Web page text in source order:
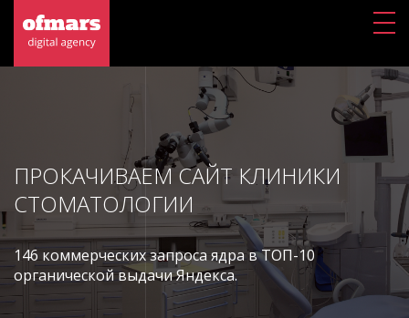
ПРОКАЧИВАЕМ САЙТ КЛИНИКИ
СТОМАТОЛОГИИ
146 коммерческих запроса ядра в ТОП-10
органической выдачи Яндекса.